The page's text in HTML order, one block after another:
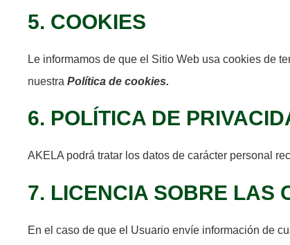
5. COOKIES
Le informamos de que el Sitio Web usa cookies de
nuestra Política de cookies.
6. POLÍTICA DE
AKELA podrá tratar los datos de carácter personal
7. LICENCIA SOBRE LAS
En el caso de que el Usuario envíe información de